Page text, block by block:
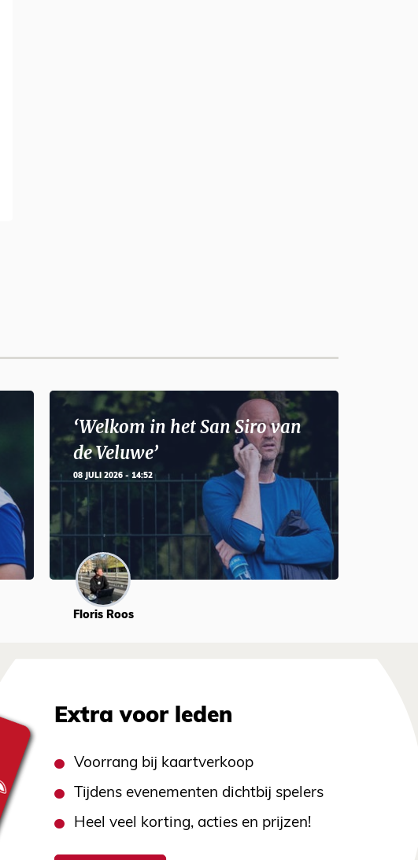
‘Welkom in het San Siro van
de Veluwe’
08 JULI 2026 - 14:52
Floris Roos
Extra voor leden
Voorrang bij kaartverkoop
Tijdens evenementen dichtbij spelers
Heel veel korting, acties en prijzen!